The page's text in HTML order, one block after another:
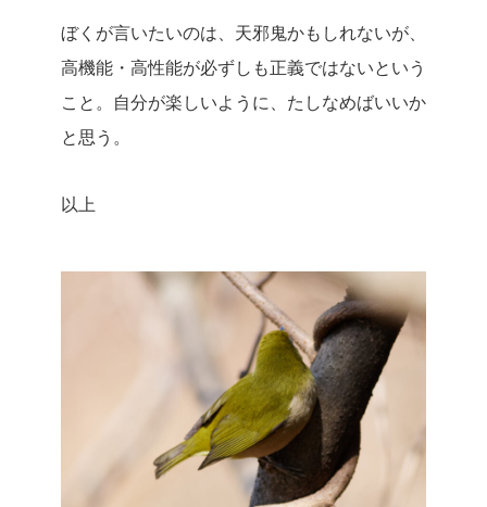
ぼくが言いたいのは、天邪鬼かもしれないが、
高機能・高性能が必ずしも正義ではないという
こと。自分が楽しいように、たしなめばいいか
と思う。
以上